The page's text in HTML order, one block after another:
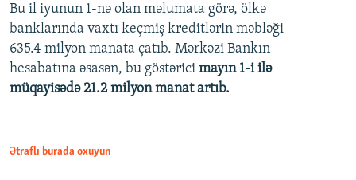
360p
480p
720p
Bu il iyunun 1-nə olan məlumata görə, ölkə
banklarında vaxtı keçmiş kreditlərin məbləği
635.4 milyon manata çatıb. Mərkəzi Bankın
hesabatına əsasən, bu göstərici mayın 1-i ilə
müqayisədə 21.2 milyon manat artıb.
Ətraflı burada oxuyun